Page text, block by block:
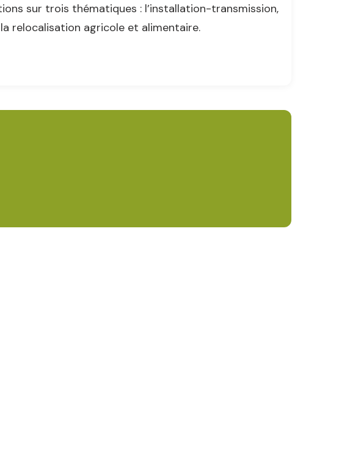
sur trois thématiques : l’installation-transmission,
relocalisation agricole et alimentaire.